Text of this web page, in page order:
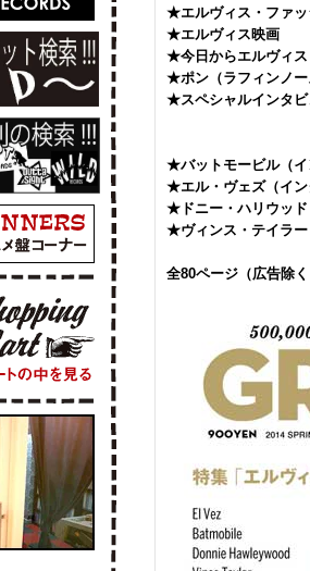
★エルヴィス・ファッ
★エルヴィス映画
★今日からエルヴィス
★ポン（ラフィンノー
★スペシャルインタビ
★バットモービル（イ
★エル・ヴェズ（イン
★ドニー・ハリウッ
★ヴィンス・テイラ
全80ページ（広告除